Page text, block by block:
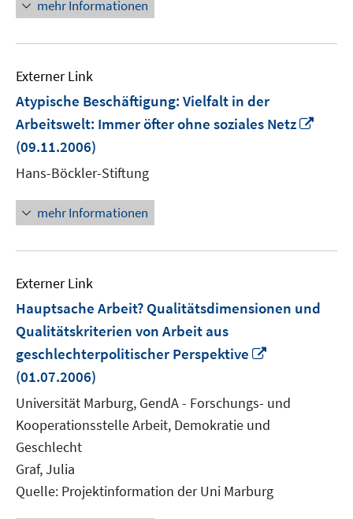
mehr Informationen
Externer Link
Atypische Beschäftigung: Vielfalt in der
Arbeitswelt: Immer öfter ohne soziales Netz
(09.11.2006)
Hans-Böckler-Stiftung
mehr Informationen
Externer Link
Hauptsache Arbeit? Qualitätsdimensionen und
Qualitätskriterien von Arbeit aus
geschlechterpolitischer Perspektive
öffnen
(01.07.2006)
Universität Marburg, GendA - Forschungs- und
Kooperationsstelle Arbeit, Demokratie und
Geschlecht
Graf, Julia
Quelle: Projektinformation der Uni Marburg